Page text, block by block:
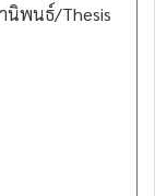
นิพนธ์/Thesis